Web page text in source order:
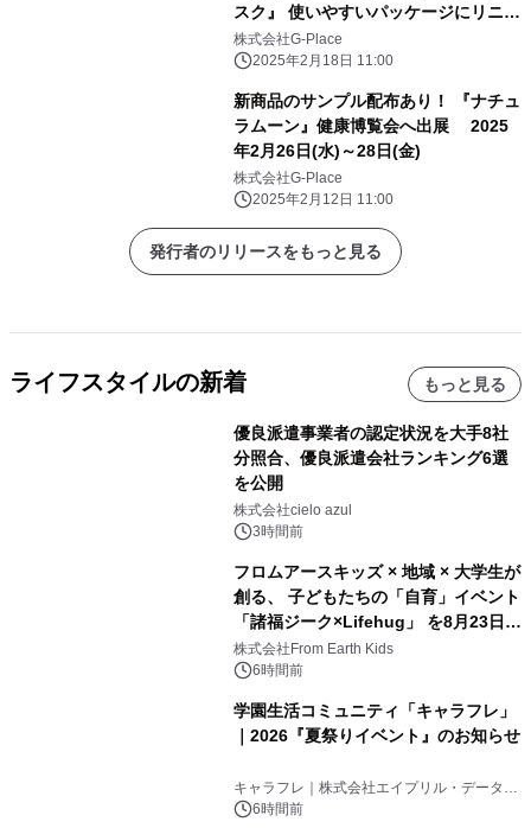
スク』 使いやすいパッケージにリニュ
ーアル
株式会社G-Place
2025年2月18日 11:00
新商品のサンプル配布あり！ 『ナチュ
ラムーン』健康博覧会へ出展 2025
年2月26日(水)～28日(金)
株式会社G-Place
2025年2月12日 11:00
発行者のリリースをもっと見る
ライフスタイルの新着 もっと見る
優良派遣事業者の認定状況を大手8社
分照合、優良派遣会社ランキング6選
を公開
株式会社cielo azul
3時間前
フロムアースキッズ × 地域 × 大学生が
創る、 子どもたちの「自育」イベント
「諸福ジーク×Lifehug」 を8月23日
(日)開催
株式会社From Earth Kids
6時間前
学園生活コミュニティ「キャラフレ」
｜2026『夏祭りイベント』のお知らせ
キャラフレ｜株式会社エイプリル・データ・
デザインズ
6時間前